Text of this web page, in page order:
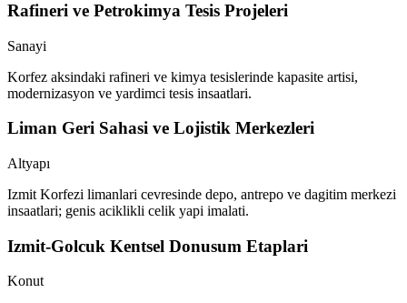
Rafineri ve Petrokimya Tesis Projeleri
Sanayi
Korfez aksindaki rafineri ve kimya tesislerinde kapasite artisi,
modernizasyon ve yardimci tesis insaatlari.
Liman Geri Sahasi ve Lojistik Merkezleri
Altyapı
Izmit Korfezi limanlari cevresinde depo, antrepo ve dagitim merkezi
insaatlari; genis aciklikli celik yapi imalati.
Izmit-Golcuk Kentsel Donusum Etaplari
Konut